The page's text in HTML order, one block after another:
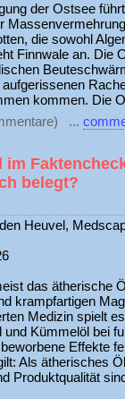
der Ostsee
die sowohl
Finnwale an. Die
kommen. Die
...
im
belegt?
Heuvel,
das ätherische
krampfartigen
Medizin spielt
und Kümmelöl bei
Effekte
Als ätherisches
Produktqualität